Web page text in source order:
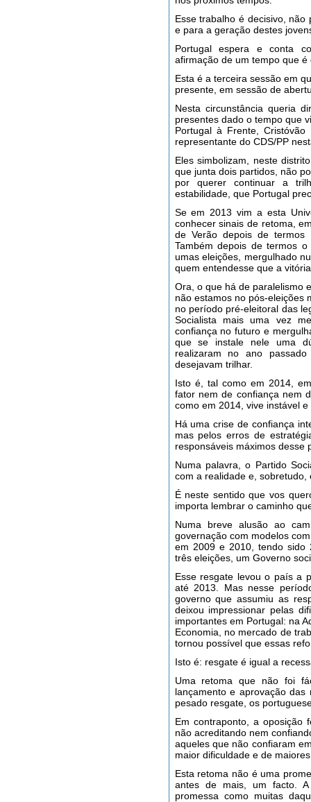
Esse trabalho é decisivo,
e para a geração destes
Portugal espera e conta
afirmação de um tempo que
Esta é a terceira sessão em
presente, em sessão de
Nesta circunstância queria
presentes dado o tempo que
Portugal à Frente,
representante do CDS/PP
Eles simbolizam, neste
que junta dois partidos, não
por querer continuar a
estabilidade, que Portugal
Se em 2013 vim a esta
conhecer sinais de retoma,
de Verão depois de termos
Também depois de termos
umas eleições, mergulhado
quem entendesse que a
Ora, o que há de paralelismo
não estamos no pós-eleições
no período pré-eleitoral das
Socialista mais uma vez
confiança no futuro e
que se instale nele uma
realizaram no ano
desejavam trilhar.
Isto é, tal como em 2014,
fator nem de confiança nem
como em 2014, vive instável
Há uma crise de confiança
mas pelos erros de
responsáveis máximos desse
Numa palavra, o Partido
com a realidade e, sobretudo,
É neste sentido que vos
importa lembrar o caminho
Numa breve alusão ao
governação com modelos
em 2009 e 2010, tendo sido
três eleições, um Governo
Esse resgate levou o país a
até 2013. Mas nesse
governo que assumiu as
deixou impressionar pelas
importantes em Portugal: na
Economia, no mercado de
tornou possível que essas
Isto é: resgate é igual a
Uma retoma que não foi
lançamento e aprovação
pesado resgate, os
Em contraponto, a oposição
não acreditando nem
aqueles que não confiaram
maior dificuldade e de
Esta retoma não é uma
antes de mais, um facto.
promessa como muitas